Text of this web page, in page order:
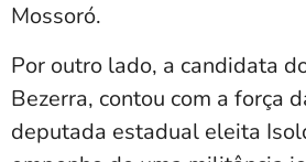
Mossoró.
Por outro lado, a candidata
Bezerra, contou com a força
deputada estadual eleita